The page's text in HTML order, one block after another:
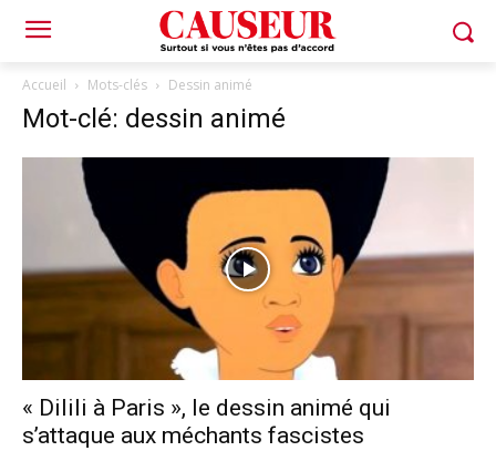
Accueil Mots-clés Dessin animé
Mot-clé: dessin animé
« Dilili à Paris », le dessin animé qui
s’attaque aux méchants fascistes